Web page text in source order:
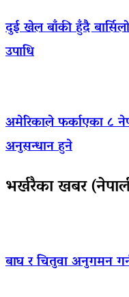
दुई खेल बाँकी हुँदै
उपाधि
अमेरिकाले फर्काएका ८
अनुसन्धान हुने
भर्खरैका खबर
बाघ र चितुवा अनुगमन